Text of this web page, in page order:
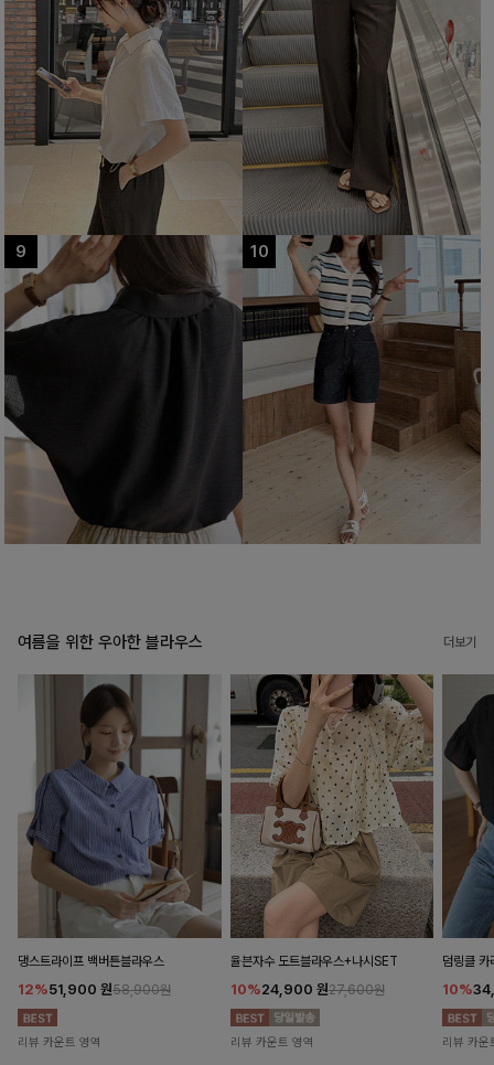
여름을 위한 우아한 블라우스 더보기
댕스트라이프 백버튼블라우스
12%51,900 원58,900원
리뷰 카운트 영역
율븐자수 도트블라우스+나시SET
10%24,900 원27,600원
리뷰 카운트 영역
덤링클 카
10%
리뷰 카운